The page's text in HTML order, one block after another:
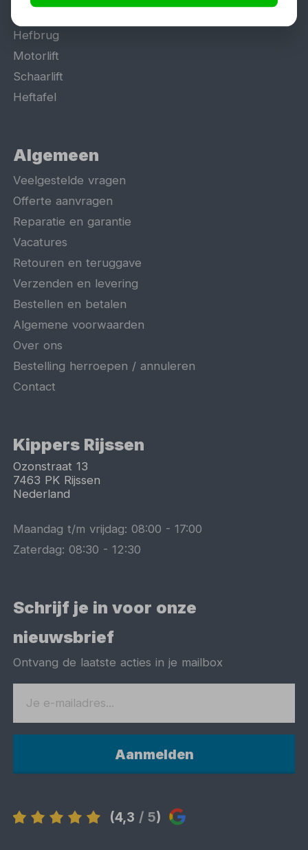
Hefbrug
Motorlift
Schaarlift
Heftafel
Algemeen
Veelgestelde vragen
Offerte aanvragen
Reparatie en garantie
Vacatures
Retouren en teruggave
Verzenden en levering
Bestellen en betalen
Algemene voorwaarden
Over ons
Bestelling herroepen / annuleren
Contact
Kippers Rijssen
Ozonstraat 13
7463 PK Rijssen
Nederland
Maandag t/m vrijdag:08:00 -17:00
Zaterdag:08:30 -12:30
Schrijf je in voor onze
nieuwsbrief
Ontvang de laatste acties in je mailbox
Aanmelden
(4,3 / 5)